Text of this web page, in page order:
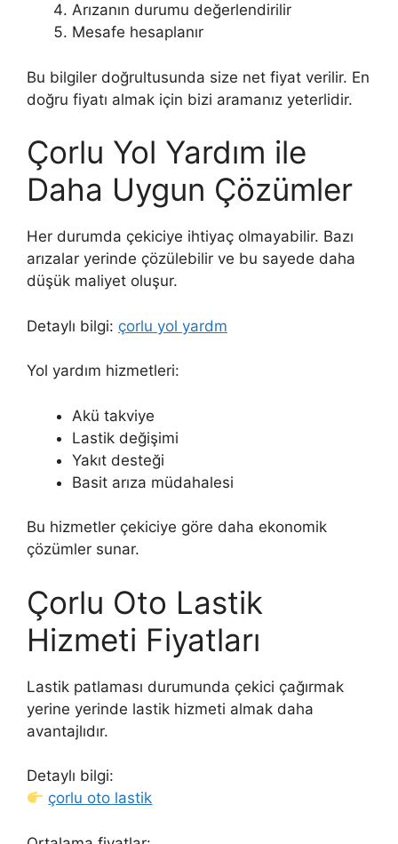
Arızanın durumu değerlendirilir
Mesafe hesaplanır
Bu bilgiler doğrultusunda size net fiyat verilir. En
doğru fiyatı almak için bizi aramanız yeterlidir.
Çorlu Yol Yardım ile
Daha Uygun Çözümler
Her durumda çekiciye ihtiyaç olmayabilir. Bazı
arızalar yerinde çözülebilir ve bu sayede daha
düşük maliyet oluşur.
Detaylı bilgi: çorlu yol yardm
Yol yardım hizmetleri:
Akü takviye
Lastik değişimi
Yakıt desteği
Basit arıza müdahalesi
Bu hizmetler çekiciye göre daha ekonomik
çözümler sunar.
Çorlu Oto Lastik
Hizmeti Fiyatları
Lastik patlaması durumunda çekici çağırmak
yerine yerinde lastik hizmeti almak daha
avantajlıdır.
Detaylı bilgi:
çorlu oto lastik